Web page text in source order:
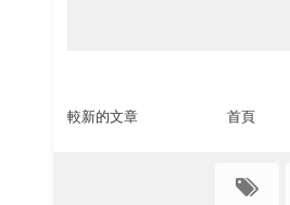
較新的文章 首頁